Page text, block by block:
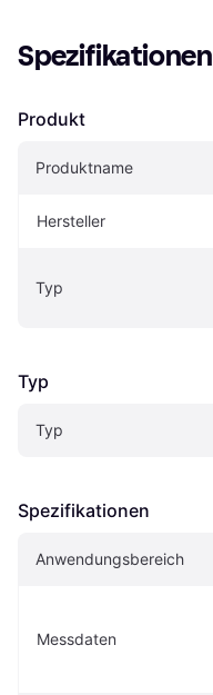
Spezifikationen
Produkt
Produktname
Hersteller
Typ
Typ
Typ
Spezifikationen
Anwendungsbereich
Messdaten